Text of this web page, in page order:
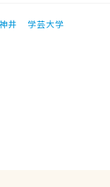
井
学芸大学